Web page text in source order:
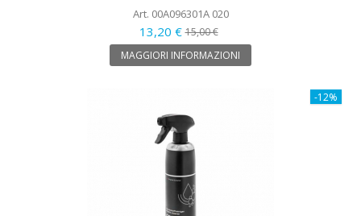
Art. 00A096301A 020
13,20 €15,00 €
MAGGIORI INFORMAZIONI
-12%